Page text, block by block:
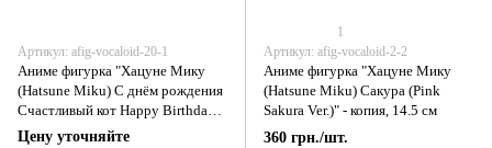
Артикул: afig-vocaloid-20-1
Аниме фигурка "Хацуне Мику
(Hatsune Miku) С днём рождения
Счастливый кот Happy Birthday
Happy Cat ver." - оригинал, 23 см
Цену уточняйте
1
Артикул: afig-vocaloid-2-2
Аниме фигурка "Хацуне Мику
(Hatsune Miku) Сакура (Pink
Sakura Ver.)" - копия, 14.5 см
360 грн./шт.